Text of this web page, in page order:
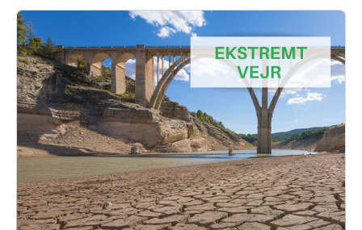
https://linktr.ee/greendealdanmark
På den ene side er kvinder altså ofre i klimakrisen – på den
anden side så er der et enormt potentiale, når det kommer til at
skabe forandring, hvis kvinder kommer med ind i de centrale
beslutningsrum, når det handler om at skabe grøn omstilling.
Vi taler bl.a. med Henriette Laursen er direktør i Kvinfo. Kvinfo
er Danmarks videnscenter for køn og ligestilling. Lyt med - når
vi sender mikrofonen rundt til EU’s kvinder.
The Green Deal Podcast er produceret af podPeople i
samarbejde